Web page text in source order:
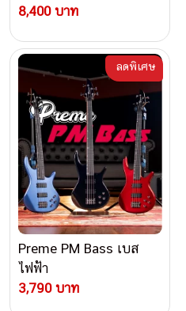
8,400 บาท
Preme PM Bass เบส
ไฟฟ้า
3,790 บาท
ลดพิเศษ